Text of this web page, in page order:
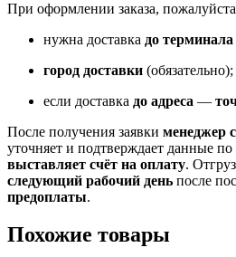
При оформлении заказа,
нужна доставка до
город доставки (обязательно);
если доставка до адреса —
После получения заявки менеджер
уточняет и подтверждает данные по
выставляет счёт на оплату.
следующий рабочий день после
предоплаты.
Похожие товары